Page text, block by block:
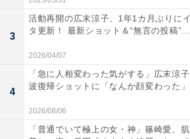
3
活動再開の広末涼子、1年1カ月ぶりに
タ更新！ 最新ショット＆“無言の投稿”...
2026/04/07
4
「急に人相変わった気がする」広末涼
波復帰ショットに「なんか顔変わった
2026/08/06
「普通でいて極上の女・神」篠崎愛、